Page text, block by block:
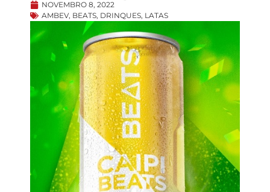
NOVEMBRO 8, 2022
AMBEV, BEATS, DRINQUES, LATAS